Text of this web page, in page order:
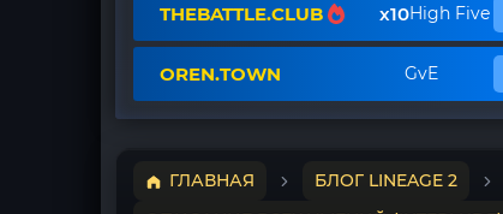
THEBATTLE.CLUB x10High Five
OREN.TOWN GvE
ГЛАВНАЯ БЛОГ LINEAGE 2